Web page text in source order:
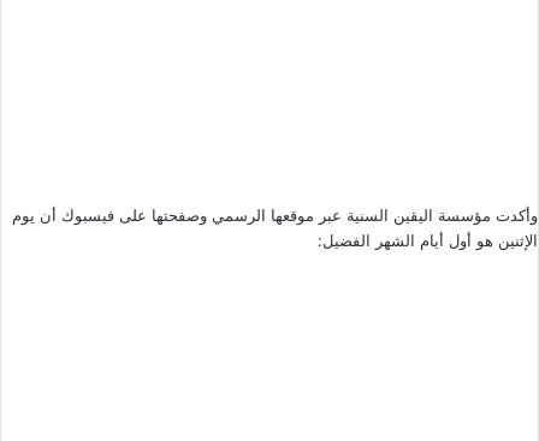
وأكدت مؤسسة اليقين السنية عبر موقعها الرسمي وصفحتها على فيسبوك أن يوم
الإثنين هو أول أيام الشهر الفضيل: